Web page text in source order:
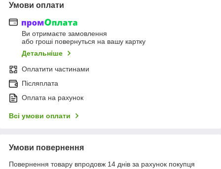
Умови оплати
Ви отримаєте замовлення
або гроші повернуться на вашу картку
Детальніше
Оплатити частинами
Післяплата
Оплата на рахунок
Всі умови оплати
Умови повернення
Повернення товару впродовж 14 днів за рахунок покупця